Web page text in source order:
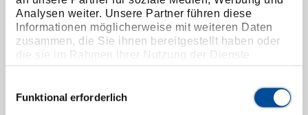
Analysen weiter. Unsere Partner führen diese
Informationen möglicherweise mit weiteren Daten
zusammen, die Sie ihnen bereitgestellt haben oder
die sie im Rahmen Ihrer Nutzung der Dienste
gesammelt haben. Unsere vollständige
Funktional erforderlich
1592890 / OX 350-0850
Preis auf Anfrage